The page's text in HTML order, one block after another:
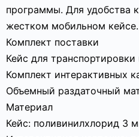
программы. Для удобства
жестком мобильном кейсе.
Комплект поставки
Кейс для транспортировки
Комплект интерактивных
Объемный раздаточный
Материал
Кейс: поливинилхлорид 3